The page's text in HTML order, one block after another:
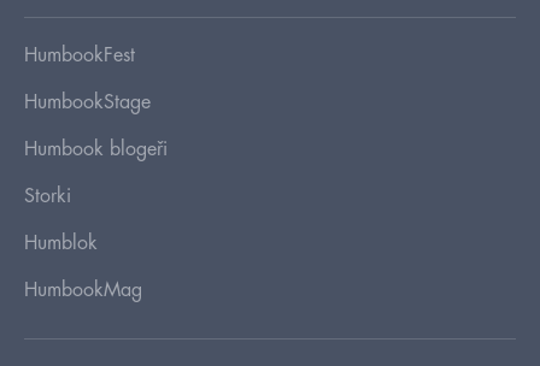
HumbookFest
HumbookStage
Humbook blogeři
Storki
Humblok
HumbookMag